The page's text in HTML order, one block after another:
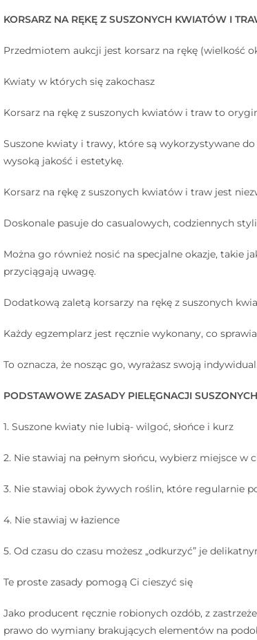
KORSARZ NA RĘKĘ Z SUSZONYCH KWIATÓW I
Przedmiotem aukcji jest korsarz na rękę (wielkość
Kwiaty w których się zakochasz
Korsarz na rękę z suszonych kwiatów i traw to
Suszone kwiaty i trawy, które są wykorzystywane
wysoką jakość i estetykę.
Korsarz na rękę z suszonych kwiatów i traw jest
Doskonale pasuje do casualowych, codziennych
Można go również nosić na specjalne okazje, takie
przyciągają uwagę.
Dodatkową zaletą korsarzy na rękę z suszonych
Każdy egzemplarz jest ręcznie wykonany, co
To oznacza, że nosząc go, wyrażasz swoją
PODSTAWOWE ZASADY PIELĘGNACJI
1. Suszone kwiaty nie lubią- wilgoć, słońce i kurz
2. Nie stawiaj na pełnym słońcu, wybierz miejsce w
3. Nie stawiaj obok żywych roślin, które regularnie
4. Nie stawiaj w łazience
5. Od czasu do czasu możesz „odkurzyć” je
Te proste zasady pomogą Ci cieszyć się
Jako producent ręcznie robionych ozdób, z
prawo do wymiany brakujących elementów na